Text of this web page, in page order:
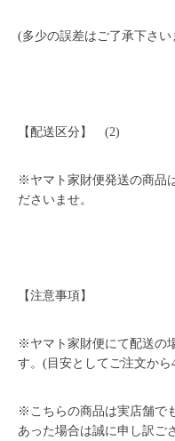
(多少の誤差はご了承下さい
【配送区分】 (2)
※ヤマト家財便発送の商品
ださいませ。
【注意事項】
※ヤマト家財便にて配送の
す。(目安としてご注文から
※こちらの商品は実店舗で
あった場合は誠に申し訳ご